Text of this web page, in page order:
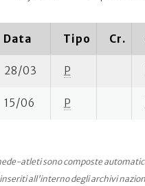
Data Tipo Cr.
28/03 P
15/06 P
atleti sono composte
inseriti all'interno degli archivi